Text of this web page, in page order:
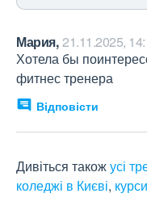
Мария, 21.11.2025,
Хотела бы
фитнес тренера
Відповісти
Дивіться такожусі
коледжі в Києві,